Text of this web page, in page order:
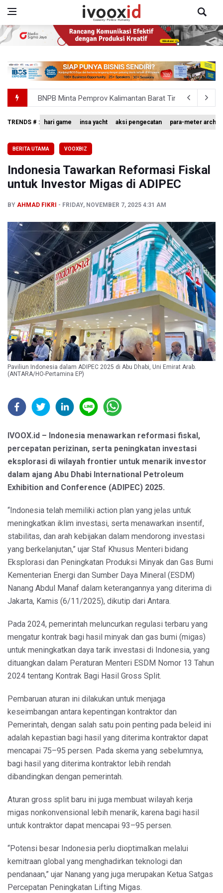
BNPB Minta Pemprov Kalimantan Barat Tinjau Kembali
Kemensos Targetkan 150 Ribu Siswa Masuk Program
Tim 9 Kejagung Periksa Febrie Adransayah sebagai
BPIP: Satu Siswa Sekolah Rakyat Jadi Calon Paskibraka
TRENDS # : hari game insa yacht aksi pengecatan para-meter
BERITA UTAMA VOOXBIZ
Indonesia Tawarkan Reformasi Fiskal
untuk Investor Migas di ADIPEC
BY AHMAD FIKRI FRIDAY, NOVEMBER 7, 2025 4:31 AM
Paviliun Indonesia dalam ADIPEC 2025 di Abu Dhabi, Uni Emirat Arab.
(ANTARA/HO-Pertamina EP)
IVOOX.id – Indonesia menawarkan reformasi fiskal,
percepatan perizinan, serta peningkatan investasi
eksplorasi di wilayah frontier untuk menarik investor
dalam ajang Abu Dhabi International Petroleum
Exhibition and Conference (ADIPEC) 2025.
“Indonesia telah memiliki action plan yang jelas untuk
meningkatkan iklim investasi, serta menawarkan insentif,
stabilitas, dan arah kebijakan dalam mendorong investasi
yang berkelanjutan,” ujar Staf Khusus Menteri bidang
Eksplorasi dan Peningkatan Produksi Minyak dan Gas Bumi
Kementerian Energi dan Sumber Daya Mineral (ESDM)
Nanang Abdul Manaf dalam keterangannya yang diterima di
Jakarta, Kamis (6/11/2025), dikutip dari Antara.
Pada 2024, pemerintah meluncurkan regulasi terbaru yang
mengatur kontrak bagi hasil minyak dan gas bumi (migas)
untuk meningkatkan daya tarik investasi di Indonesia, yang
dituangkan dalam Peraturan Menteri ESDM Nomor 13 Tahun
2024 tentang Kontrak Bagi Hasil Gross Split.
Pembaruan aturan ini dilakukan untuk menjaga
keseimbangan antara kepentingan kontraktor dan
Pemerintah, dengan salah satu poin penting pada beleid ini
adalah kepastian bagi hasil yang diterima kontraktor dapat
mencapai 75–95 persen. Pada skema yang sebelumnya,
bagi hasil yang diterima kontraktor lebih rendah
dibandingkan dengan pemerintah.
Aturan gross split baru ini juga membuat wilayah kerja
migas nonkonvensional lebih menarik, karena bagi hasil
untuk kontraktor dapat mencapai 93–95 persen.
“Potensi besar Indonesia perlu dioptimalkan melalui
kemitraan global yang menghadirkan teknologi dan
pendanaan,” ujar Nanang yang juga merupakan Ketua Satgas
Percepatan Peningkatan Lifting Migas.